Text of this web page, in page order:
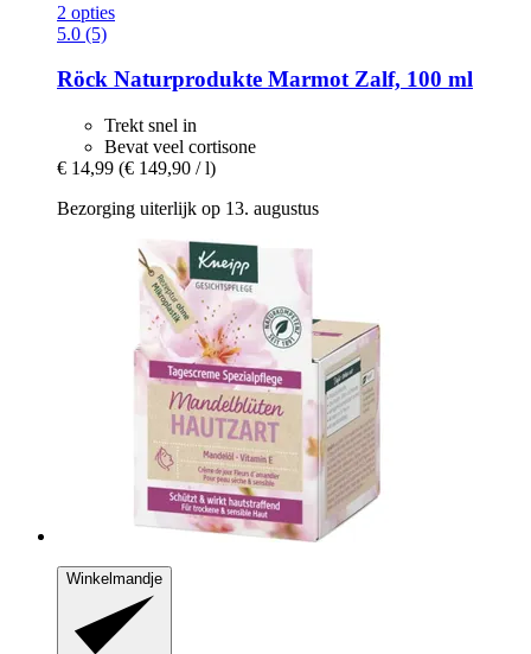
2 opties
5.0 (5)
Röck Naturprodukte Marmot Zalf, 100 ml
Trekt snel in
Bevat veel cortisone
€ 14,99 (€ 149,90 / l)
Bezorging uiterlijk op 13. augustus
Winkelmandje